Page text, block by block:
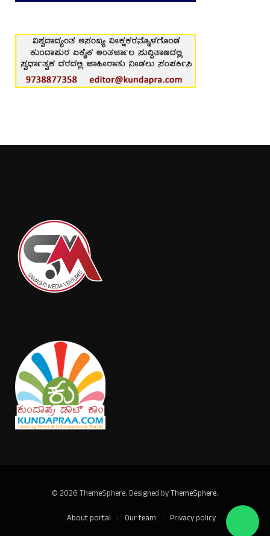
© 2026 ThemeSphere. Designed byThemeSphere.
About portal
Our team Privacy policy